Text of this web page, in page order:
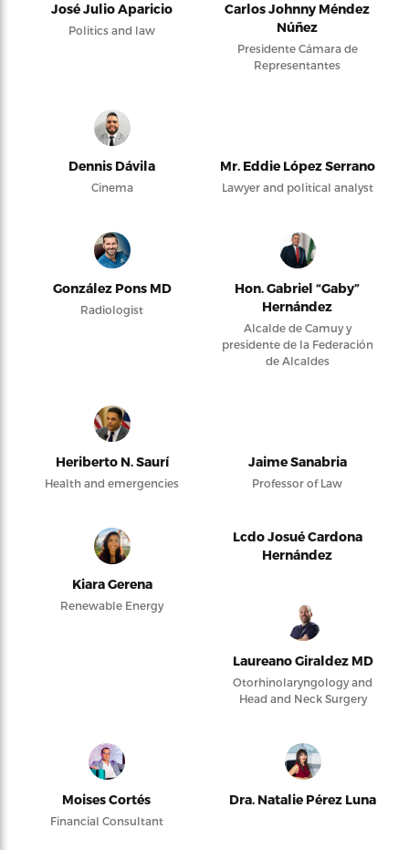
José Julio Aparicio
Politics and law
Carlos Johnny Méndez
Núñez
Presidente Cámara de
Representantes
Dennis Dávila
Cinema
Mr. Eddie López Serrano
Lawyer and political analyst
González Pons MD
Radiologist
Hon. Gabriel “Gaby”
Hernández
Alcalde de Camuy y
presidente de la Federación
de Alcaldes
Heriberto N. Saurí
Health and emergencies
Jaime Sanabria
Professor of Law
Kiara Gerena
Renewable Energy
Lcdo Josué Cardona
Hernández
Laureano Giraldez MD
Otorhinolaryngology and
Head and Neck Surgery
Moises Cortés
Financial Consultant
Dra. Natalie Pérez Luna